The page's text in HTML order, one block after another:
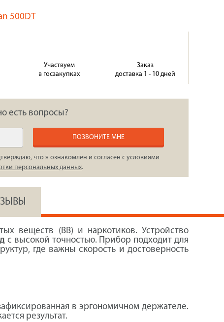
500DT
Участвуем
в госзакупках
Заказ
доставка 1 - 10 дней
есть вопросы?
ПОЗВОНИТЕ МНЕ
что я ознакомлен и согласен с условиями
персональных данных.
веществ (ВВ) и наркотиков. Устройство
с высокой точностью. Прибор подходит для
где важны скорость и достоверность
в эргономичном держателе.
результат.